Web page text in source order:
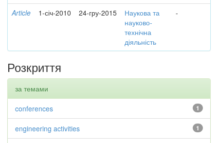
Article 1-січ-2010 24-гру-2015
Наукова та
науково-
технічна
діяльність
-
Розкриття
за темами
1
conferences
1
engineering activities